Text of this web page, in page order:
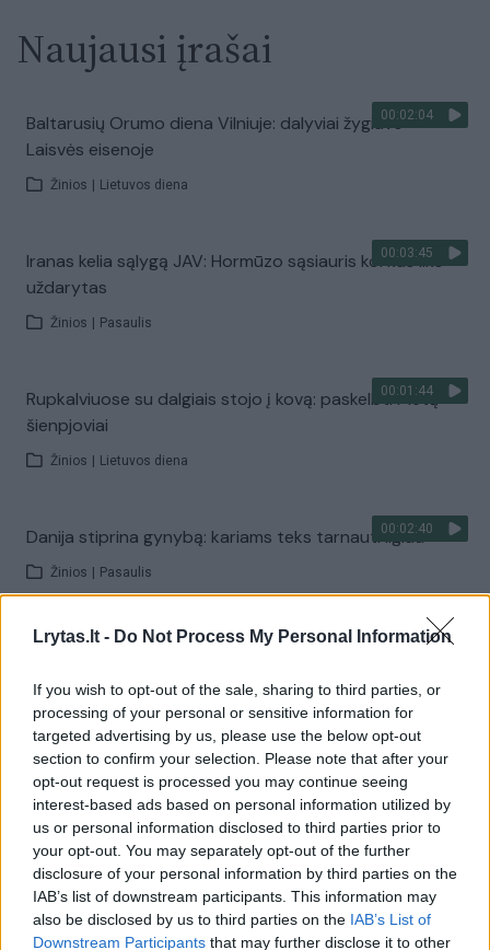
Lrytas.lt - Do Not Process My Personal Information
If you wish to opt-out of the sale, sharing to third parties, or
processing of your personal or sensitive information for
targeted advertising by us, please use the below opt-out
section to confirm your selection. Please note that after your
opt-out request is processed you may continue seeing
interest-based ads based on personal information utilized by
us or personal information disclosed to third parties prior to
your opt-out. You may separately opt-out of the further
disclosure of your personal information by third parties on the
IAB’s list of downstream participants. This information may
also be disclosed by us to third parties on the IAB’s List of
Downstream Participants that may further disclose it to other
Naujausi įrašai
00:02:04
Baltarusių Orumo diena Vilniuje: dalyviai žygiavo
Laisvės eisenoje
Žinios Lietuvos diena
00:03:45
Iranas kelia sąlygą JAV: Hormūzo sąsiauris kol kas liks
uždarytas
Žinios Pasaulis
00:01:44
Rupkalviuose su dalgiais stojo į kovą: paskelbti Metų
šienpjoviai
Žinios Lietuvos diena
00:02:40
Danija stiprina gynybą: kariams teks tarnauti ilgiau
Žinios Pasaulis
Visi įrašai
Žiūrimiausi įrašai
00:00:30
Vaizdai iš tragiškos avarijos Vilniaus r.: dviejų moterų ir
vaiko gyvybių išgelbėti nepavyko
Žinios Lietuvos diena